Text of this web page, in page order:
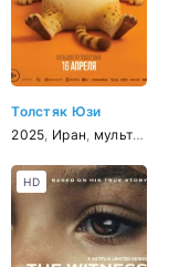
приключения
Толстяк Юзи
2025 Иран мультфильм
HD